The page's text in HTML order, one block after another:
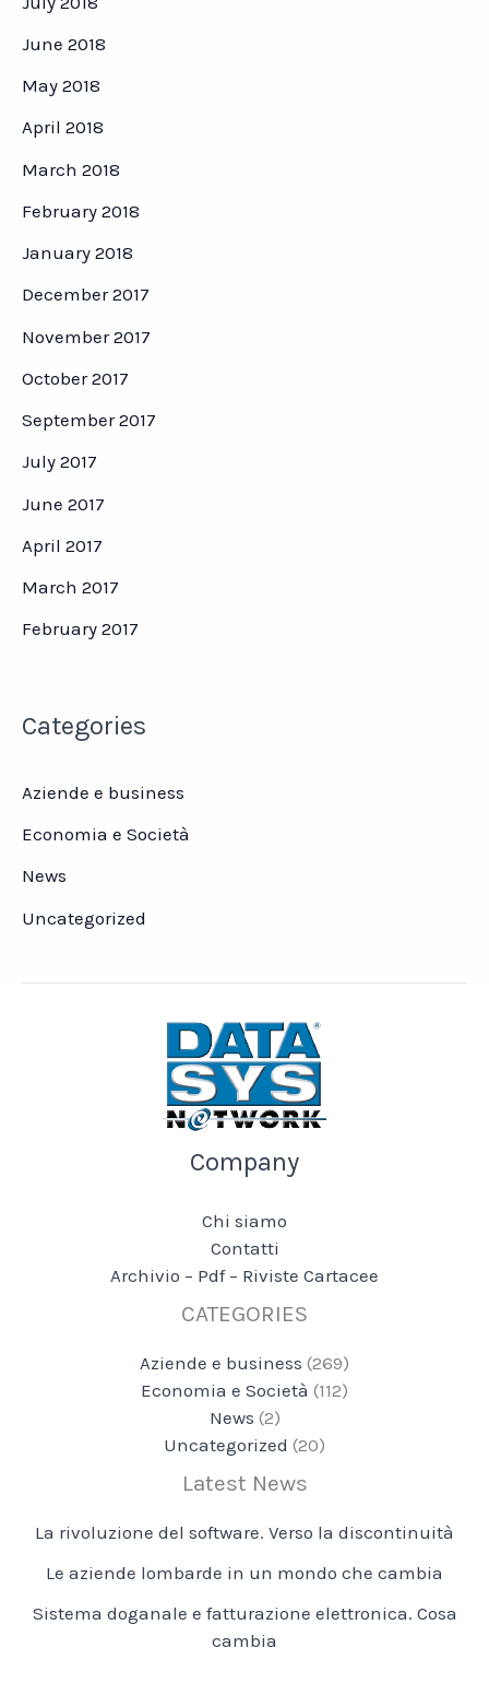
June 2018
May 2018
April 2018
March 2018
February 2018
January 2018
December 2017
November 2017
October 2017
September 2017
July 2017
June 2017
April 2017
March 2017
February 2017
Categories
Aziende e business
Economia e Società
News
Uncategorized
Company
Chi siamo
Contatti
Archivio – Pdf – Riviste Cartacee
CATEGORIES
Aziende e business (269)
Economia e Società (112)
News (2)
Uncategorized (20)
Latest News
La rivoluzione del software. Verso la discontinuità
Le aziende lombarde in un mondo che cambia
Sistema doganale e fatturazione elettronica. Cosa
cambia